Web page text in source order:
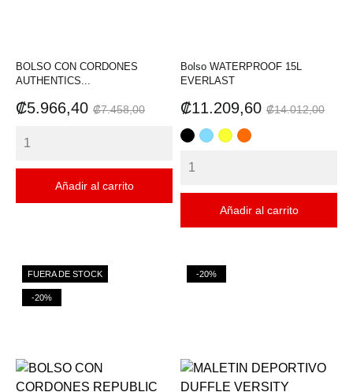
BOLSO CON CORDONES
AUTHENTICS...
Precio
₡5.966,40 Precio
₡7.458,00
Añadir al carrito
Bolso WATERPROOF 15L
EVERLAST
Precio
₡11.209,60 Precio
₡14.012,00
NEGROCELESTE
AMARILLO
NARANJA
Añadir al carrito
FUERA DE STOCK
-20%
-20%